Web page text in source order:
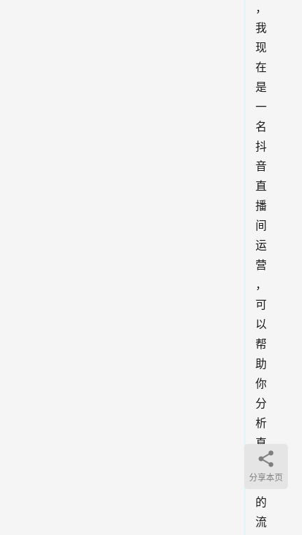
，
我
现
在
是
一
名
抖
音
直
播
间
运
营
，
可
以
帮
助
你
分
析
直
播
间
的
流
分享本页